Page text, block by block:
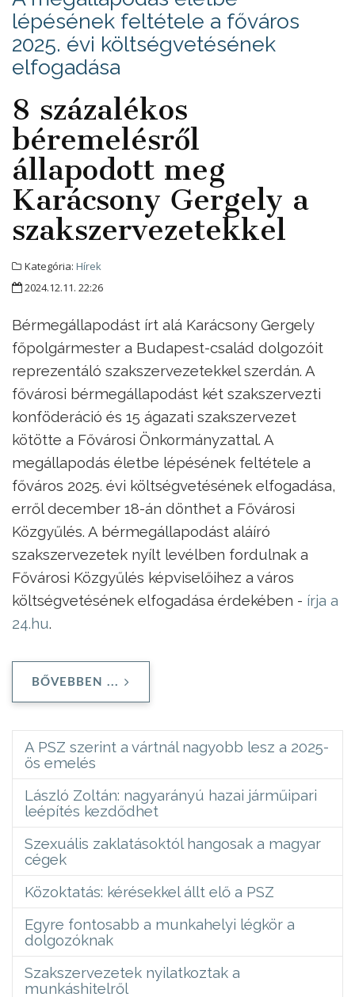
lépésének feltétele a főváros
2025. évi költségvetésének
elfogadása
8 százalékos
béremelésről
állapodott meg
Karácsony Gergely a
szakszervezetekkel
Kategória: Hírek
2024.12.11. 22:26
Bérmegállapodást írt alá Karácsony Gergely
főpolgármester a Budapest-család dolgozóit
reprezentáló szakszervezetekkel szerdán. A
fővárosi bérmegállapodást két szakszervezti
konföderáció és 15 ágazati szakszervezet
kötötte a Fővárosi Önkormányzattal. A
megállapodás életbe lépésének feltétele a
főváros 2025. évi költségvetésének elfogadása,
erről december 18-án dönthet a Fővárosi
Közgyűlés. A bérmegállapodást aláíró
szakszervezetek nyílt levélben fordulnak a
Fővárosi Közgyűlés képviselőihez a város
költségvetésének elfogadása érdekében - írja a
24.hu.
BŐVEBBEN ...
A PSZ szerint a vártnál nagyobb lesz a 2025-
ös emelés
László Zoltán: nagyarányú hazai járműipari
leépítés kezdődhet
Szexuális zaklatásoktól hangosak a magyar
cégek
Közoktatás: kérésekkel állt elő a PSZ
Egyre fontosabb a munkahelyi légkör a
dolgozóknak
Szakszervezetek nyilatkoztak a
munkáshitelről